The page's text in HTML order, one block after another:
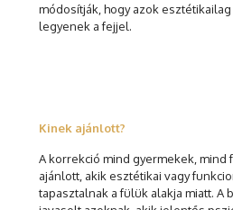
módosítják, hogy azok
legyenek a fejjel.
Kinek ajánlott?
A korrekció mind gyermekek, mind
ajánlott, akik esztétikai vagy
tapasztalnak a fülük alakja miatt. A